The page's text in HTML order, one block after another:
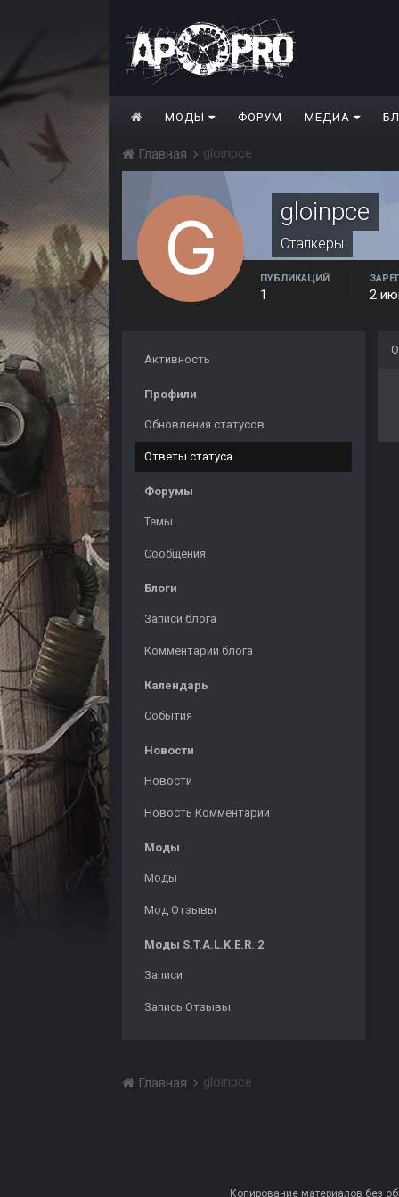
МОДЫ ФОРУМ МЕДИА
Главная gloinpce
gloinpce
Сталкеры
ПУБЛИКАЦИЙ
1 2
Активность
Профили
Обновления статусов
Ответы статуса
Форумы
Темы
Сообщения
Блоги
Записи блога
Комментарии блога
Календарь
События
Новости
Новости
Новость Комментарии
Моды
Моды
Мод Отзывы
Моды S.T.A.L.K.E.R. 2
Записи
Запись Отзывы
Главная gloinpce
Копирование материалов без